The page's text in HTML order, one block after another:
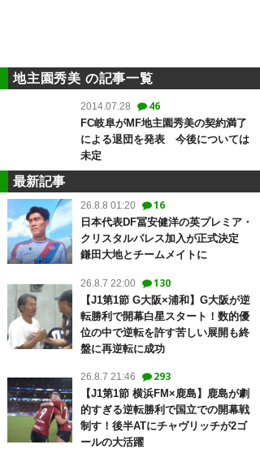
地主園秀美 の記事一覧
2014.07.28 46
FC岐阜がMF地主園秀美の契約満了
による退団を発表 今後については
未定
最新記事
26.8.8 01:20 16
日本代表DF冨安健洋の英プレミア・
クリスタルパレス加入が正式決定
鎌田大地とチームメイトに
26.8.7 22:00 130
【J1第1節 G大阪×浦和】G大阪が逆
転勝利で開幕白星スタート！数的優
位の中で逆転を許す苦しい展開も終
盤に再逆転に成功
26.8.7 21:46 293
【J1第1節 横浜FM×鹿島】鹿島が劇
的すぎる逆転勝利で国立での開幕戦
制す！後半ATにチャヴリッチが2ゴ
ールの大活躍